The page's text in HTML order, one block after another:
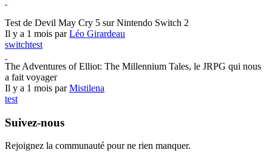
Test de Devil May Cry 5 sur Nintendo Switch 2
Il y a 1 mois parLéo Girardeau
switchtest
The Adventures of Elliot: The Millennium Tales, le JRPG qui nous
a fait voyager
Il y a 1 mois parMistilena
test
Suivez-nous
Rejoignez la communauté pour ne rien manquer.